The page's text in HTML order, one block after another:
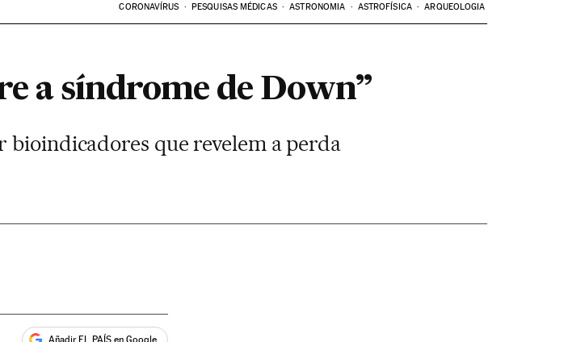
CORONAVÍRUS PESQUISAS MÉDICAS ASTRONOMIA ASTROFÍSICA ARQUEOLOGIA
a síndrome de Down”
que revelem a perda
Añadir EL PAÍS en Google